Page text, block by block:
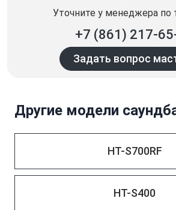
Уточните у менеджера по
+7 (861) 217-
Задать вопрос
Другие модели
HT-S700RF
HT-S400